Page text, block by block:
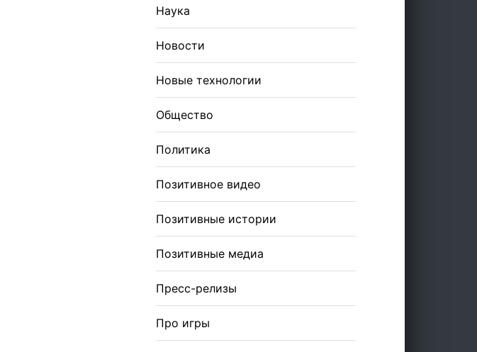
Наука
Новости
Новые технологии
Общество
Политика
Позитивное видео
Позитивные истории
Позитивные медиа
Пресс-релизы
Про игры